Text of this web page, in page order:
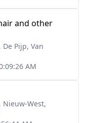
and other
Pijp, Van
AM
Nieuw-West,